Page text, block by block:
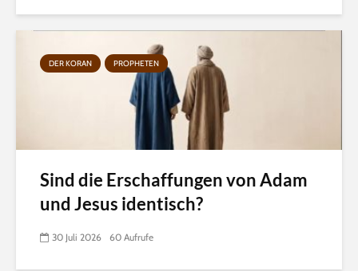
DER KORAN PROPHETEN
Sind die Erschaffungen von Adam
und Jesus identisch?
30 Juli 2026 60 Aufrufe